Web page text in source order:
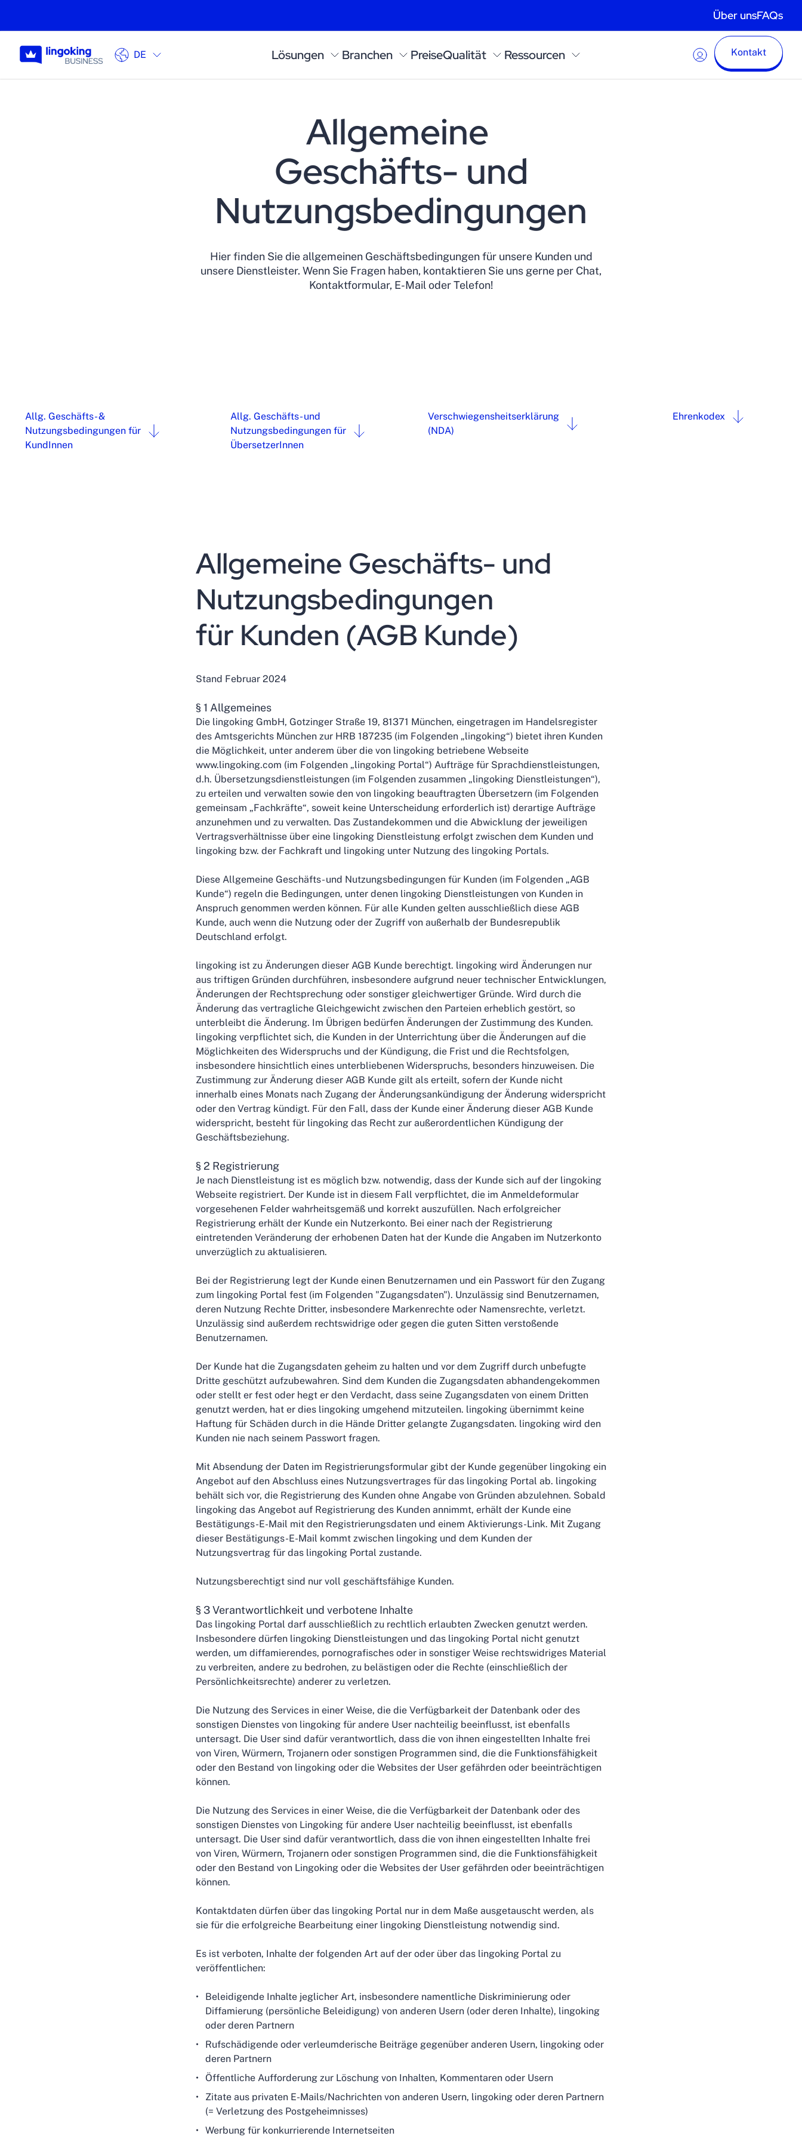
Über unsFAQs
DE Lösungen Branchen PreiseQualität Ressourcen Kontakt
Allgemeine
Geschäfts- und
Nutzungsbedingungen
Hier finden Sie die allgemeinen Geschäftsbedingungen für unsere Kunden und
unsere Dienstleister. Wenn Sie Fragen haben, kontaktieren Sie uns gerne per Chat,
Kontaktformular, E-Mail oder Telefon!
Allg. Geschäfts- &
Nutzungsbedingungen für
KundInnen
Allg. Geschäfts- und
Nutzungsbedingungen für
ÜbersetzerInnen
Verschwiegensheitserklärung
(NDA)
Ehrenkodex
Allgemeine Geschäfts- und
Nutzungsbedingungen
für Kunden (AGB Kunde)
Stand Februar 2024
§ 1 Allgemeines
Die lingoking GmbH, Gotzinger Straße 19, 81371 München, eingetragen im Handelsregister
des Amtsgerichts München zur HRB 187235 (im Folgenden „lingoking“) bietet ihren Kunden
die Möglichkeit, unter anderem über die von lingoking betriebene Webseite
www.lingoking.com (im Folgenden „lingoking Portal“) Aufträge für Sprachdienstleistungen,
d.h. Übersetzungsdienstleistungen (im Folgenden zusammen „lingoking Dienstleistungen“),
zu erteilen und verwalten sowie den von lingoking beauftragten Übersetzern (im Folgenden
gemeinsam „Fachkräfte“, soweit keine Unterscheidung erforderlich ist) derartige Aufträge
anzunehmen und zu verwalten. Das Zustandekommen und die Abwicklung der jeweiligen
Vertragsverhältnisse über eine lingoking Dienstleistung erfolgt zwischen dem Kunden und
lingoking bzw. der Fachkraft und lingoking unter Nutzung des lingoking Portals.
Diese Allgemeine Geschäfts- und Nutzungsbedingungen für Kunden (im Folgenden „AGB
Kunde“) regeln die Bedingungen, unter denen lingoking Dienstleistungen von Kunden in
Anspruch genommen werden können. Für alle Kunden gelten ausschließlich diese AGB
Kunde, auch wenn die Nutzung oder der Zugriff von außerhalb der Bundesrepublik
Deutschland erfolgt.
lingoking ist zu Änderungen dieser AGB Kunde berechtigt. lingoking wird Änderungen nur
aus triftigen Gründen durchführen, insbesondere aufgrund neuer technischer Entwicklungen,
Änderungen der Rechtsprechung oder sonstiger gleichwertiger Gründe. Wird durch die
Änderung das vertragliche Gleichgewicht zwischen den Parteien erheblich gestört, so
unterbleibt die Änderung. Im Übrigen bedürfen Änderungen der Zustimmung des Kunden.
lingoking verpflichtet sich, die Kunden in der Unterrichtung über die Änderungen auf die
Möglichkeiten des Widerspruchs und der Kündigung, die Frist und die Rechtsfolgen,
insbesondere hinsichtlich eines unterbliebenen Widerspruchs, besonders hinzuweisen. Die
Zustimmung zur Änderung dieser AGB Kunde gilt als erteilt, sofern der Kunde nicht
innerhalb eines Monats nach Zugang der Änderungsankündigung der Änderung widerspricht
oder den Vertrag kündigt. Für den Fall, dass der Kunde einer Änderung dieser AGB Kunde
widerspricht, besteht für lingoking das Recht zur außerordentlichen Kündigung der
Geschäftsbeziehung.
§ 2 Registrierung
Je nach Dienstleistung ist es möglich bzw. notwendig, dass der Kunde sich auf der lingoking
Webseite registriert. Der Kunde ist in diesem Fall verpflichtet, die im Anmeldeformular
vorgesehenen Felder wahrheitsgemäß und korrekt auszufüllen. Nach erfolgreicher
Registrierung erhält der Kunde ein Nutzerkonto. Bei einer nach der Registrierung
eintretenden Veränderung der erhobenen Daten hat der Kunde die Angaben im Nutzerkonto
unverzüglich zu aktualisieren.
Bei der Registrierung legt der Kunde einen Benutzernamen und ein Passwort für den Zugang
zum lingoking Portal fest (im Folgenden "Zugangsdaten"). Unzulässig sind Benutzernamen,
deren Nutzung Rechte Dritter, insbesondere Markenrechte oder Namensrechte, verletzt.
Unzulässig sind außerdem rechtswidrige oder gegen die guten Sitten verstoßende
Benutzernamen.
Der Kunde hat die Zugangsdaten geheim zu halten und vor dem Zugriff durch unbefugte
Dritte geschützt aufzubewahren. Sind dem Kunden die Zugangsdaten abhandengekommen
oder stellt er fest oder hegt er den Verdacht, dass seine Zugangsdaten von einem Dritten
genutzt werden, hat er dies lingoking umgehend mitzuteilen. lingoking übernimmt keine
Haftung für Schäden durch in die Hände Dritter gelangte Zugangsdaten. lingoking wird den
Kunden nie nach seinem Passwort fragen.
Mit Absendung der Daten im Registrierungsformular gibt der Kunde gegenüber lingoking ein
Angebot auf den Abschluss eines Nutzungsvertrages für das lingoking Portal ab. lingoking
behält sich vor, die Registrierung des Kunden ohne Angabe von Gründen abzulehnen. Sobald
lingoking das Angebot auf Registrierung des Kunden annimmt, erhält der Kunde eine
Bestätigungs-E-Mail mit den Registrierungsdaten und einem Aktivierungs-Link. Mit Zugang
dieser Bestätigungs-E-Mail kommt zwischen lingoking und dem Kunden der
Nutzungsvertrag für das lingoking Portal zustande.
Nutzungsberechtigt sind nur voll geschäftsfähige Kunden.
§ 3 Verantwortlichkeit und verbotene Inhalte
Das lingoking Portal darf ausschließlich zu rechtlich erlaubten Zwecken genutzt werden.
Insbesondere dürfen lingoking Dienstleistungen und das lingoking Portal nicht genutzt
werden, um diffamierendes, pornografisches oder in sonstiger Weise rechtswidriges Material
zu verbreiten, andere zu bedrohen, zu belästigen oder die Rechte (einschließlich der
Persönlichkeitsrechte) anderer zu verletzen.
Die Nutzung des Services in einer Weise, die die Verfügbarkeit der Datenbank oder des
sonstigen Dienstes von lingoking für andere User nachteilig beeinflusst, ist ebenfalls
untersagt. Die User sind dafür verantwortlich, dass die von ihnen eingestellten Inhalte frei
von Viren, Würmern, Trojanern oder sonstigen Programmen sind, die die Funktionsfähigkeit
oder den Bestand von lingoking oder die Websites der User gefährden oder beeinträchtigen
können.
Die Nutzung des Services in einer Weise, die die Verfügbarkeit der Datenbank oder des
sonstigen Dienstes von Lingoking für andere User nachteilig beeinflusst, ist ebenfalls
untersagt. Die User sind dafür verantwortlich, dass die von ihnen eingestellten Inhalte frei
von Viren, Würmern, Trojanern oder sonstigen Programmen sind, die die Funktionsfähigkeit
oder den Bestand von Lingoking oder die Websites der User gefährden oder beeinträchtigen
können.
Kontaktdaten dürfen über das lingoking Portal nur in dem Maße ausgetauscht werden, als
sie für die erfolgreiche Bearbeitung einer lingoking Dienstleistung notwendig sind.
Es ist verboten, Inhalte der folgenden Art auf der oder über das lingoking Portal zu
veröffentlichen:
Beleidigende Inhalte jeglicher Art, insbesondere namentliche Diskriminierung oder
Diffamierung (persönliche Beleidigung) von anderen Usern (oder deren Inhalte), lingoking
oder deren Partnern
Rufschädigende oder verleumderische Beiträge gegenüber anderen Usern, lingoking oder
deren Partnern
Öffentliche Aufforderung zur Löschung von Inhalten, Kommentaren oder Usern
Zitate aus privaten E-Mails/Nachrichten von anderen Usern, lingoking oder deren Partnern
(= Verletzung des Postgeheimnisses)
Werbung für konkurrierende Internetseiten